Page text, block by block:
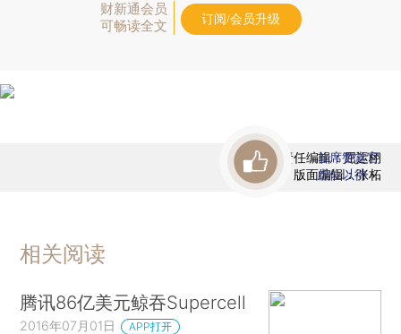
财新通会员
可畅读全文
订阅/会员升级
责任编辑：屈运栩
版面编辑：张柘
首席赞赏官
虚位以待
相关阅读
腾讯86亿美元鲸吞Supercell
2016年07月01日 APP打开